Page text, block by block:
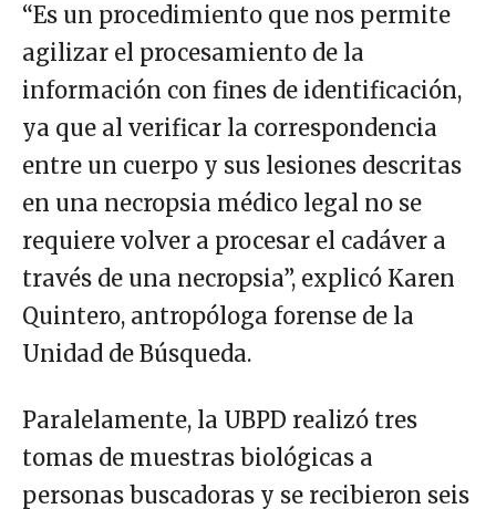
“Es un procedimiento que nos permite
agilizar el procesamiento de la
información con fines de identificación,
ya que al verificar la correspondencia
entre un cuerpo y sus lesiones descritas
en una necropsia médico legal no se
requiere volver a procesar el cadáver a
través de una necropsia”, explicó Karen
Quintero, antropóloga forense de la
Unidad de Búsqueda.
Paralelamente, la UBPD realizó tres
tomas de muestras biológicas a
personas buscadoras y se recibieron seis